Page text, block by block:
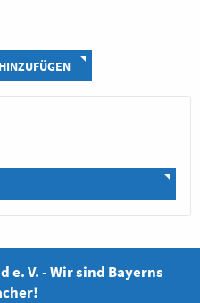
e. V. - Wir sind Bayerns